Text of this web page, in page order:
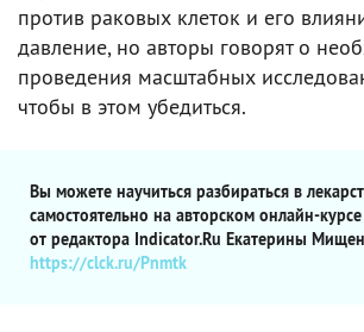
против раковых клеток и его
давление, но авторы говорят о
проведения масштабных
чтобы в этом убедиться.
Вы можете научиться разбираться в
самостоятельно на авторском онлайн-
от редактора Indicator.Ru Екатерины
https://clck.ru/Pnmtk